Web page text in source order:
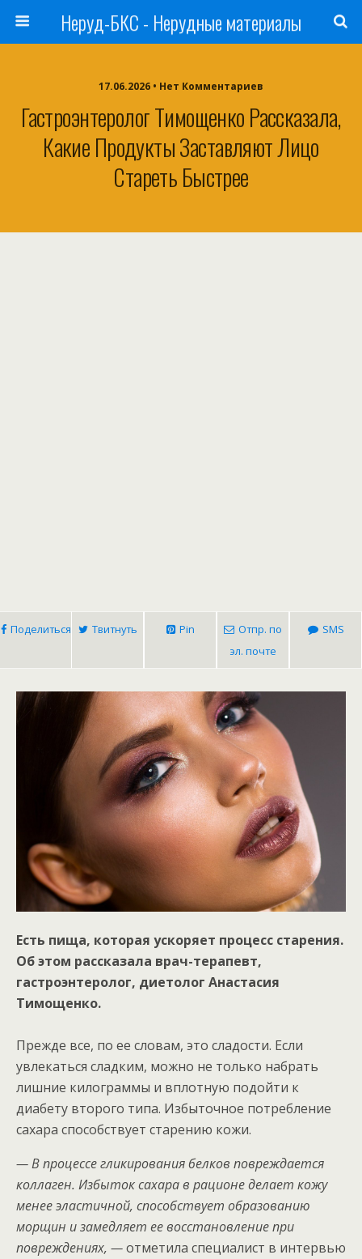
Неруд-БКС - Нерудные материалы
17.06.2026 • Нет Комментариев
Гастроэнтеролог Тимощенко Рассказала,
Какие Продукты Заставляют Лицо
Стареть Быстрее
Поделиться Твитнуть Pin
Отпр. по
эл. почте
SMS
Есть пища, которая ускоряет процесс старения.
Об этом рассказала врач-терапевт,
гастроэнтеролог, диетолог Анастасия
Тимощенко.
Прежде все, по ее словам, это сладости. Если
увлекаться сладким, можно не только набрать
лишние килограммы и вплотную подойти к
диабету второго типа. Избыточное потребление
сахара способствует старению кожи.
— В процессе гликирования белков повреждается
коллаген. Избыток сахара в рационе делает кожу
менее эластичной, способствует образованию
морщин и замедляет ее восстановление при
повреждениях, —отметила специалист в интервью